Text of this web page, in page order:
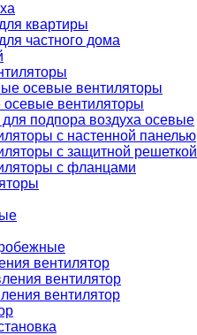
квартиры
частного дома
осевые вентиляторы
вентиляторы
подпора воздуха осевые
с настенной панелью
с защитной решеткой
с фланцами
вентилятор
вентилятор
вентилятор